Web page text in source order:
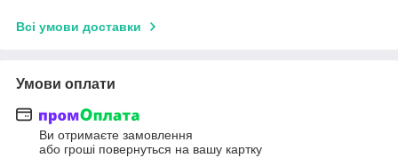
Всі умови доставки
Умови оплати
Ви отримаєте замовлення
або гроші повернуться на вашу картку